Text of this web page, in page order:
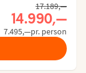
Tidligere pris,
17.189,—
Nåværende
14.990,—
7.495,—pr. person